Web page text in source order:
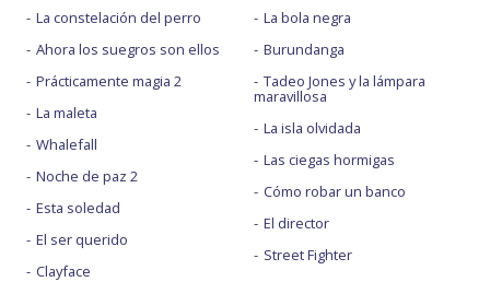
La constelación del perro
Ahora los suegros son ellos
Prácticamente magia 2
La maleta
Whalefall
Noche de paz 2
Esta soledad
El ser querido
Clayface
La bola negra
Burundanga
Tadeo Jones y la lámpara
maravillosa
La isla olvidada
Las ciegas hormigas
Cómo robar un banco
El director
Street Fighter